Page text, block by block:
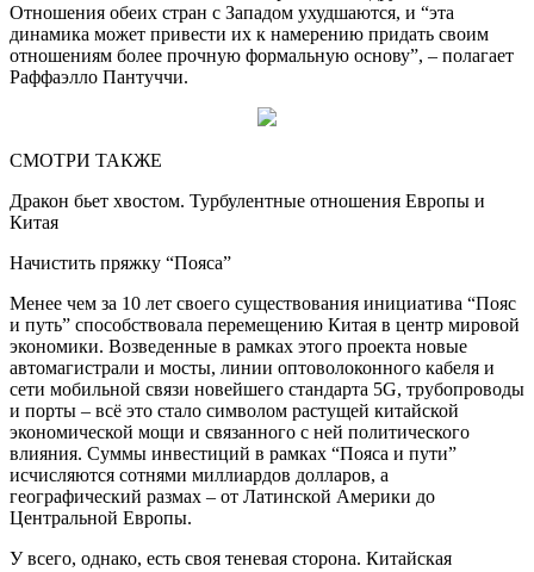
Отношения обеих стран с Западом ухудшаются, и “эта
динамика может привести их к намерению придать своим
отношениям более прочную формальную основу”, – полагает
Раффаэлло Пантуччи.
СМОТРИ ТАКЖЕ
Дракон бьет хвостом. Турбулентные отношения Европы и
Китая
Начистить пряжку “Пояса”
Менее чем за 10 лет своего существования инициатива “Пояс
и путь” способствовала перемещению Китая в центр мировой
экономики. Возведенные в рамках этого проекта новые
автомагистрали и мосты, линии оптоволоконного кабеля и
сети мобильной связи новейшего стандарта 5G, трубопроводы
и порты – всё это стало символом растущей китайской
экономической мощи и связанного с ней политического
влияния. Суммы инвестиций в рамках “Пояса и пути”
исчисляются сотнями миллиардов долларов, а
географический размах – от Латинской Америки до
Центральной Европы.
У всего, однако, есть своя теневая сторона. Китайская